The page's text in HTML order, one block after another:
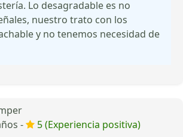
Lo desagradable es no
nuestro trato con los
y no tenemos necesidad de
-
5 (Experiencia positiva)